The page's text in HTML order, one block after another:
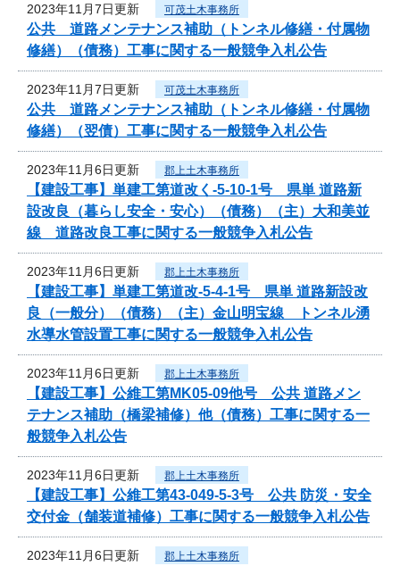
2023年11月7日更新 可茂土木事務所
公共 道路メンテナンス補助（トンネル修繕・付属物
修繕）（債務）工事に関する一般競争入札公告
2023年11月7日更新 可茂土木事務所
公共 道路メンテナンス補助（トンネル修繕・付属物
修繕）（翌債）工事に関する一般競争入札公告
2023年11月6日更新 郡上土木事務所
【建設工事】単建工第道改く-5-10-1号 県単 道路新
設改良（暮らし安全・安心）（債務）（主）大和美並
線 道路改良工事に関する一般競争入札公告
2023年11月6日更新 郡上土木事務所
【建設工事】単建工第道改-5-4-1号 県単 道路新設改
良（一般分）（債務）（主）金山明宝線 トンネル湧
水導水管設置工事に関する一般競争入札公告
2023年11月6日更新 郡上土木事務所
【建設工事】公維工第MK05-09他号 公共 道路メン
テナンス補助（橋梁補修）他（債務）工事に関する一
般競争入札公告
2023年11月6日更新 郡上土木事務所
【建設工事】公維工第43-049-5-3号 公共 防災・安全
交付金（舗装道補修）工事に関する一般競争入札公告
2023年11月6日更新 郡上土木事務所